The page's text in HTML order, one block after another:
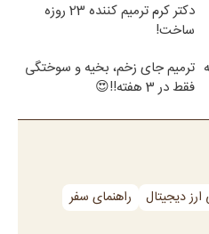
دکتر کرم ترمیم کننده 23 روزه
ساخت!
ترمیم جای زخم، بخیه و سوختگی
فقط در 3 هفته!!😍
دیجیتال
راهنمای سفر